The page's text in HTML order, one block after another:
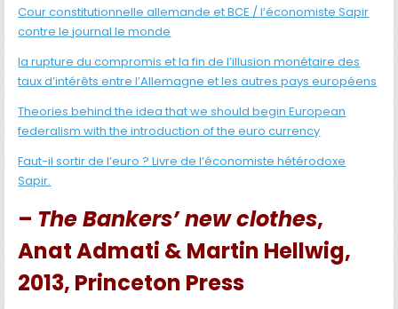
Cour constitutionnelle allemande et BCE / l’économiste Sapir
contre le journal le monde
la rupture du compromis et la fin de l’illusion monétaire des
taux d’intérêts entre l’Allemagne et les autres pays européens
Theories behind the idea that we should begin European
federalism with the introduction of the euro currency
Faut-il sortir de l’euro ? Livre de l’économiste hétérodoxe
Sapir.
– The Bankers’ new clothes,
Anat Admati & Martin Hellwig,
2013, Princeton Press